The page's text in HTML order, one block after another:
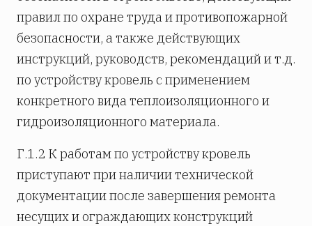
правил по охране труда и противопожарной
безопасности, а также действующих
инструкций, руководств, рекомендаций и т.д.
по устройству кровель с применением
конкретного вида теплоизоляционного и
гидроизоляционного материала.
Г.1.2 К работам по устройству кровель
приступают при наличии технической
документации после завершения ремонта
несущих и ограждающих конструкций